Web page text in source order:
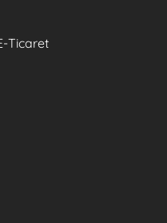
Ticaret